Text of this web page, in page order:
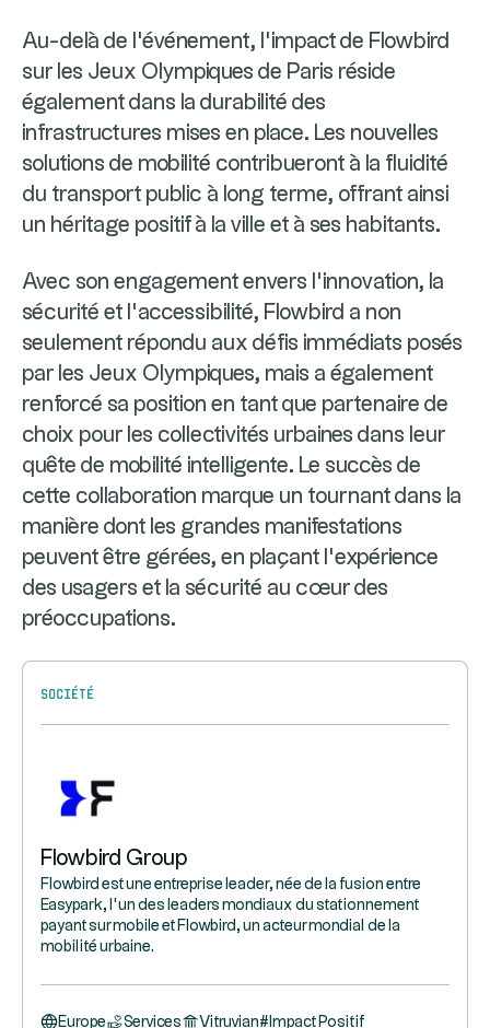
Au-delà de l'événement, l’impact de Flowbird
sur les Jeux Olympiques de Paris réside
également dans la durabilité des
infrastructures mises en place. Les nouvelles
solutions de mobilité contribueront à la fluidité
du transport public à long terme, offrant ainsi
un héritage positif à la ville et à ses habitants.
Avec son engagement envers l’innovation, la
sécurité et l’accessibilité, Flowbird a non
seulement répondu aux défis immédiats posés
par les Jeux Olympiques, mais a également
renforcé sa position en tant que partenaire de
choix pour les collectivités urbaines dans leur
quête de mobilité intelligente. Le succès de
cette collaboration marque un tournant dans la
manière dont les grandes manifestations
peuvent être gérées, en plaçant l’expérience
des usagers et la sécurité au cœur des
préoccupations.
Société
Flowbird Group
Flowbird est une entreprise leader, née de la fusion entre
Easypark, l’un des leaders mondiaux du stationnement
payant sur mobile et Flowbird, un acteur mondial de la
mobilité urbaine.
Europe Services Vitruvian# Impact Positif